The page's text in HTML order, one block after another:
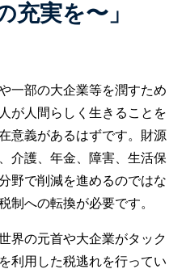
充実を〜」
一部の大企業等を潤すため
が人間らしく生きることを
意義があるはずです。財源
介護、年金、障害、生活保
野で削減を進めるのではな
制への転換が必要です。
界の元首や大企業がタック
利用した税逃れを行ってい